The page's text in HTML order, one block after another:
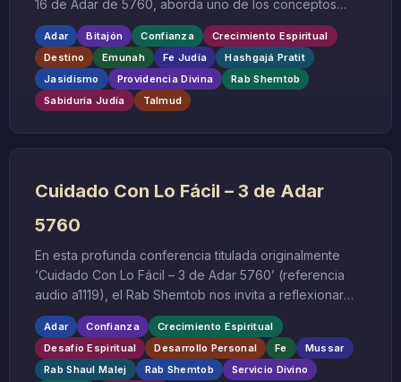
16 de Adar de 5760, aborda uno de los conceptos
fundamentales del pensamiento judío: la providencia
divina y la confianza absoluta en los designios del
Creador. Esta profunda enseñanza nos invita a
reflexionar sobre el concepto de hashgajá pratit, la
supervisión divina individual que rige cada aspecto de
Adar Bitajón Confianza
Crecimiento Espiritual
Destino
Emunah Fe Judía
Hashgajá Pratit
Jasidismo
Providencia Divina
Rab Shemtob
Sabiduría Judía
Talmud
Cuidado Con Lo Fácil – 3 de Adar
5760
En esta profunda conferencia titulada originalmente
‘Cuidado Con Lo Fácil – 3 de Adar 5760’ (referencia
audio a1119), el Rab Shemtob nos invita a reflexionar
sobre uno de los desafíos más sutiles y peligrosos en
nuestro crecimiento espiritual: la tendencia humana a
buscar siempre el camino más fácil, especialmente
cuando se trata de nuestro desarrollo en la fe y el
Adar Confianza
Crecimiento Espiritual
Desafío Espiritual
Desarrollo Personal Fe
Mussar
Rab Shaul Malej
Rab Shemtob
Servicio Divino